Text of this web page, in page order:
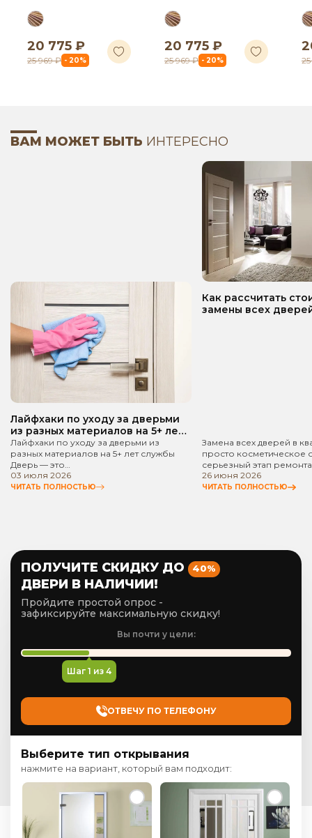
20 775 ₽
25 969 ₽ - 20%
20 775 ₽
25 969 ₽ - 20%
ВАМ МОЖЕТ БЫТЬ ИНТЕРЕСНО
Лайфхаки по уходу за дверьми
из разных материалов на 5+ лет
службы
Лайфхаки по уходу за дверьми из
разных материалов на 5+ лет службы
Дверь — это…
03 июля 2026
ЧИТАТЬ ПОЛНОСТЬЮ
Как рассчитать
замены всех
Замена всех дверей в
просто косметическое
серьезный этап
26 июня 2026
ЧИТАТЬ ПОЛНОСТЬЮ
ПОЛУЧИТЕ СКИДКУ ДО 40%
ДВЕРИ В НАЛИЧИИ!
Пройдите простой опрос -
зафиксируйте максимальную скидку!
Вы почти у цели:
Шаг 1 из 4
ОТВЕЧУ ПО ТЕЛЕФОНУ
Выберите тип открывания
нажмите на вариант, который вам подходит: